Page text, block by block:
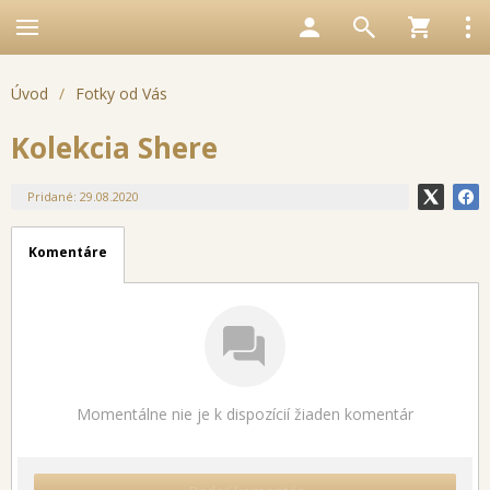
Úvod / Fotky od Vás
Kolekcia Shere
Pridané: 29.08.2020
Komentáre
Momentálne nie je k dispozícií žiaden komentár